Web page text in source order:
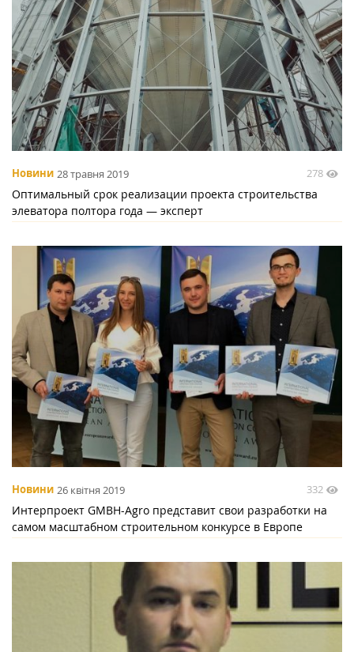
Новини 28 травня 2019 278
Оптимальный срок реализации проекта строительства
элеватора полтора года — эксперт
Новини 26 квітня 2019 332
Интерпроект GMBH-Agro представит свои разработки на
самом масштабном строительном конкурсе в Европе